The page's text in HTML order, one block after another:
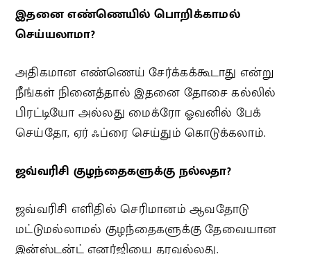
இதனை எண்ணெயில் பொறிக்காமல்
செய்யலாமா?
அதிகமான எண்ணெய் சேர்க்கக்கூடாது என்று
நீங்கள் நினைத்தால் இதனை தோசை கல்லில்
பிரட்டியோ அல்லது மைக்ரோ ஓவனில் பேக்
செய்தோ, ஏர் ஃப்ரை செய்தும் கொடுக்கலாம்.
ஜவ்வரிசி குழந்தைகளுக்கு நல்லதா?
ஜவ்வரிசி எளிதில் செரிமானம் ஆவதோடு
மட்டுமல்லாமல் குழந்தைகளுக்கு தேவையான
இன்ஸ்டன்ட் எனர்ஜியை தரவல்லது.